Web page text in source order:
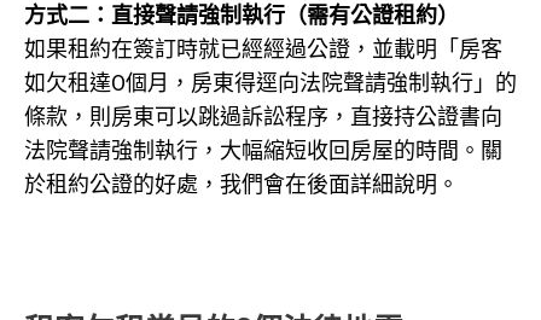
方式二：直接聲請強制執行（需有公證租約）
如果租約在簽訂時就已經經過公證，並載明「房客
如欠租達O個月，房東得逕向法院聲請強制執行」的
條款，則房東可以跳過訴訟程序，直接持公證書向
法院聲請強制執行，大幅縮短收回房屋的時間。關
於租約公證的好處，我們會在後面詳細說明。